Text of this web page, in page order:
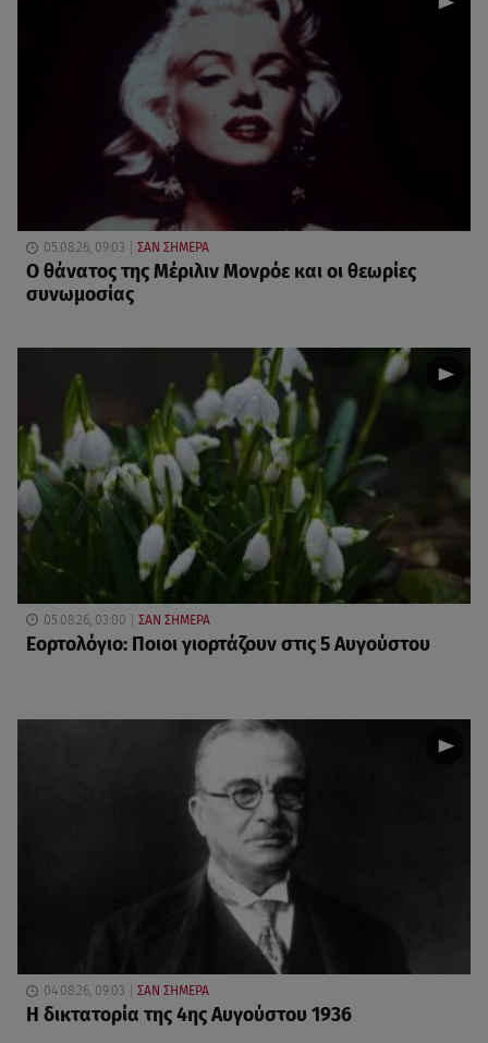
05.08.26, 09:03 ΣΑΝ ΣΗΜΕΡΑ
O θάνατος της Μέριλιν Μονρόε και οι θεωρίες
συνωμοσίας
05.08.26, 03:00 ΣΑΝ ΣΗΜΕΡΑ
Εορτολόγιο: Ποιοι γιορτάζουν στις 5 Αυγούστου
04.08.26, 09:03 ΣΑΝ ΣΗΜΕΡΑ
Η δικτατορία της 4ης Αυγούστου 1936